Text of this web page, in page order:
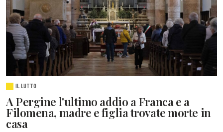
IL LUTTO
A Pergine l'ultimo addio a Franca e a
Filomena, madre e figlia trovate morte in
casa